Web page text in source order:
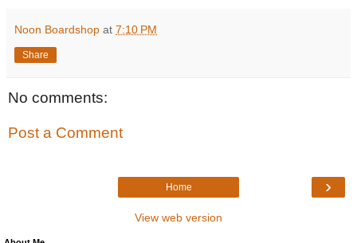
Noon Boardshop at 7:10 PM
Share
No comments:
Post a Comment
›
Home
View web version